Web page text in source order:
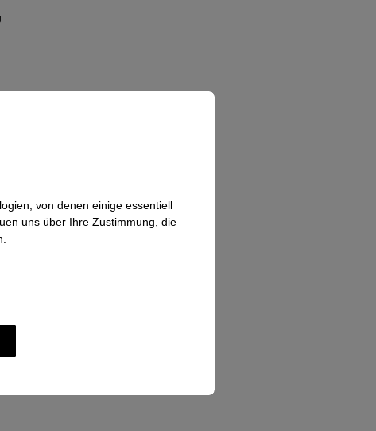
von denen einige essentiell
uns über Ihre Zustimmung, die